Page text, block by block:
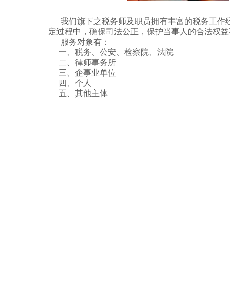
我们旗下之税务师及职员拥有丰富的税务工作
定过程中，确保司法公正，保护当事人的合法权
服务对象有：
一、税务、公安、检察院、法院
二、律师事务所
三、企事业单位
四、个人
五、其他主体